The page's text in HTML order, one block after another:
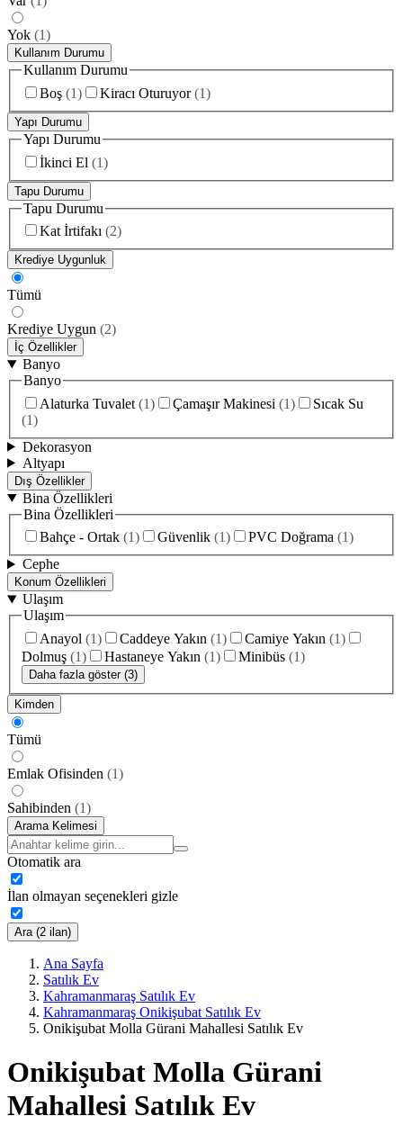
Yok (1)
Kullanım Durumu
Kullanım Durumu
Boş (1) Kiracı Oturuyor (1)
Yapı Durumu
Yapı Durumu
İkinci El (1)
Tapu Durumu
Tapu Durumu
Kat İrtifakı (2)
Krediye Uygunluk
Tümü
Krediye Uygun (2)
İç Özellikler
Banyo
Banyo
Alaturka Tuvalet (1) Çamaşır Makinesi (1)
Sıcak Su
(1)
Dekorasyon
Altyapı
Dış Özellikler
Bina Özellikleri
Bina Özellikleri
Bahçe - Ortak (1) Güvenlik (1) PVC Doğrama (1)
Cephe
Konum Özellikleri
Ulaşım
Ulaşım
Anayol (1) Caddeye Yakın (1) Camiye Yakın (1)
Dolmuş (1) Hastaneye Yakın (1) Minibüs (1)
Daha fazla göster (3)
Kimden
Tümü
Emlak Ofisinden (1)
Sahibinden (1)
Arama Kelimesi
Otomatik ara
İlan olmayan seçenekleri gizle
Ara (2 ilan)
Ana Sayfa
Satılık Ev
Kahramanmaraş Satılık Ev
Kahramanmaraş Onikişubat Satılık Ev
Onikişubat Molla Gürani Mahallesi Satılık Ev
Onikişubat Molla Gürani
Mahallesi Satılık Ev